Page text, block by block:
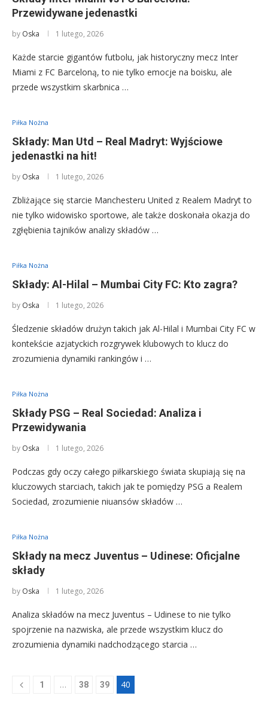
Przewidywane jedenastki
by Oska 1 lutego, 2026
Każde starcie gigantów futbolu, jak historyczny mecz Inter
Miami z FC Barceloną, to nie tylko emocje na boisku, ale
przede wszystkim skarbnica …
Piłka Nożna
Składy: Man Utd – Real Madryt: Wyjściowe
jedenastki na hit!
by Oska 1 lutego, 2026
Zbliżające się starcie Manchesteru United z Realem Madryt to
nie tylko widowisko sportowe, ale także doskonała okazja do
zgłębienia tajników analizy składów …
Piłka Nożna
Składy: Al-Hilal – Mumbai City FC: Kto zagra?
by Oska 1 lutego, 2026
Śledzenie składów drużyn takich jak Al-Hilal i Mumbai City FC w
kontekście azjatyckich rozgrywek klubowych to klucz do
zrozumienia dynamiki rankingów i …
Piłka Nożna
Składy PSG – Real Sociedad: Analiza i
Przewidywania
by Oska 1 lutego, 2026
Podczas gdy oczy całego piłkarskiego świata skupiają się na
kluczowych starciach, takich jak te pomiędzy PSG a Realem
Sociedad, zrozumienie niuansów składów …
Piłka Nożna
Składy na mecz Juventus – Udinese: Oficjalne
składy
by Oska 1 lutego, 2026
Analiza składów na mecz Juventus – Udinese to nie tylko
spojrzenie na nazwiska, ale przede wszystkim klucz do
zrozumienia dynamiki nadchodzącego starcia …
1 … 38 39 40